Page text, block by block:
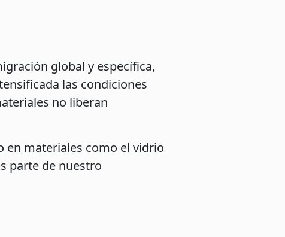
global y específica,
las condiciones
no liberan
en materiales como el vidrio
parte de nuestro